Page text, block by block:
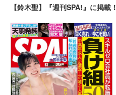
【鈴木聖】『週刊SPA!』に掲載！